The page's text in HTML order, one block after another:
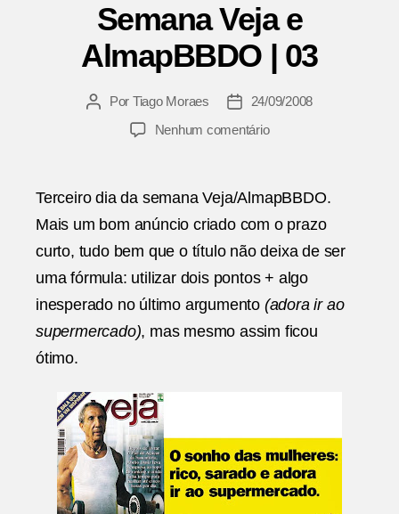
Semana Veja e
AlmapBBDO | 03
Autor
Por Tiago Moraes
Data
de
24/09/2008
Nenhum comentárioem
AlmapBBDO
|
03
Terceiro dia da semana Veja/AlmapBBDO.
Mais um bom anúncio criado com o prazo
curto, tudo bem que o título não deixa de ser
uma fórmula: utilizar dois pontos + algo
inesperado no último argumento (adora ir ao
supermercado), mas mesmo assim ficou
ótimo.